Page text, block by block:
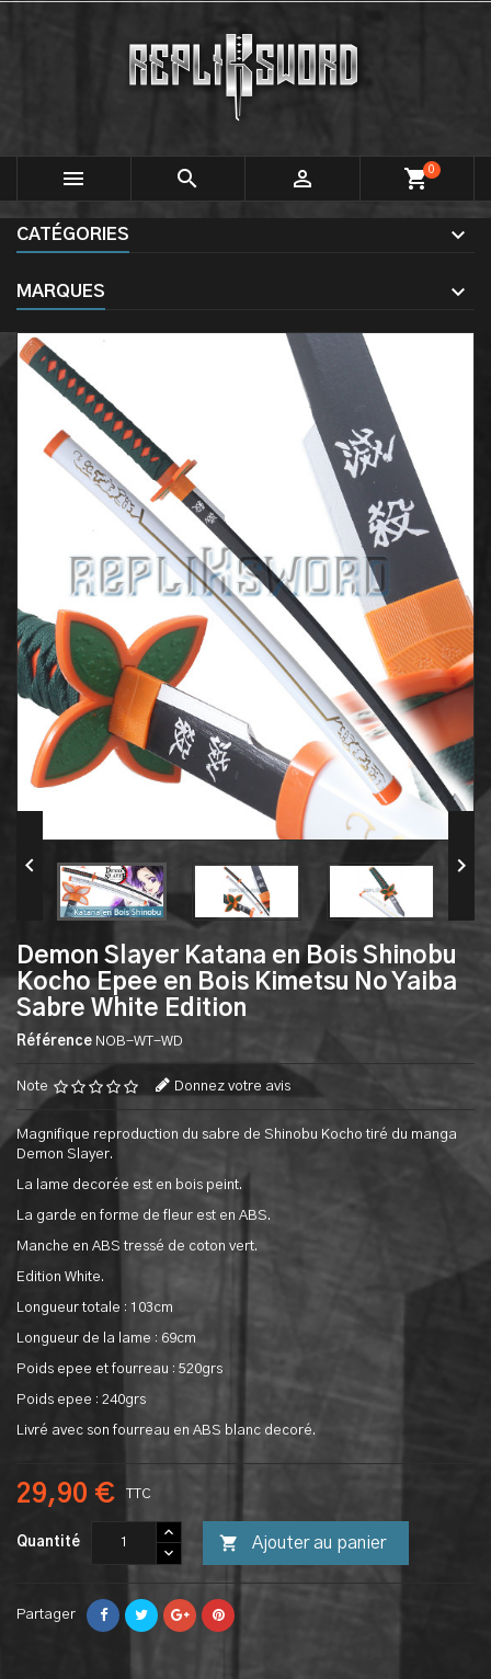
   shopping_cart0
CATÉGORIES
MARQUES
 
Demon Slayer Katana en Bois Shinobu
Kocho Epee en Bois Kimetsu No Yaiba
Sabre White Edition
Référence NOB-WT-WD
Note Donnez votre avis
Magnifique reproduction du sabre de Shinobu Kocho tiré du manga
Demon Slayer.
La lame decorée est en bois peint.
La garde en forme de fleur est en ABS.
Manche en ABS tressé de coton vert.
Edition White.
Longueur totale : 103cm
Longueur de la lame : 69cm
Poids epee et fourreau : 520grs
Poids epee : 240grs
Livré avec son fourreau en ABS blanc decoré.
29,90 € TTC
Quantité  Ajouter au panier
Partager